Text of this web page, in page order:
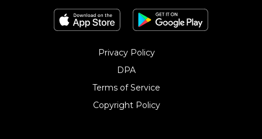
Privacy Policy
DPA
Terms of Service
Copyright Policy‎